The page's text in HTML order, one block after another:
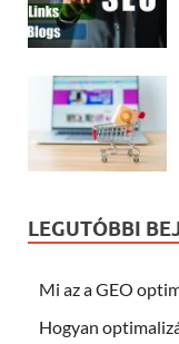
LEGUTÓBBI
Mi az a GEO
Hogyan